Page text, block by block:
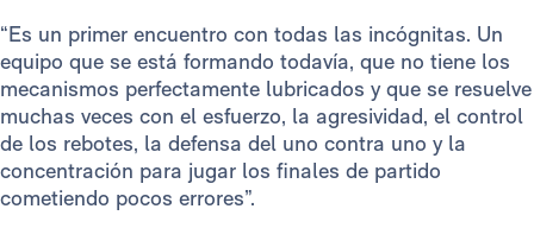
“Es un primer encuentro con todas las incógnitas. Un
equipo que se está formando todavía, que no tiene los
mecanismos perfectamente lubricados y que se resuelve
muchas veces con el esfuerzo, la agresividad, el control
de los rebotes, la defensa del uno contra uno y la
concentración para jugar los finales de partido
cometiendo pocos errores”.